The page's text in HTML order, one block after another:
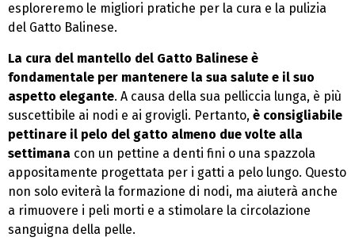
esploreremo le migliori pratiche per la cura e la pulizia
del Gatto Balinese.
La cura del mantello del Gatto Balinese è
fondamentale per mantenere la sua salute e il suo
aspetto elegante. A causa della sua pelliccia lunga, è più
suscettibile ai nodi e ai grovigli. Pertanto, è consigliabile
pettinare il pelo del gatto almeno due volte alla
settimana con un pettine a denti fini o una spazzola
appositamente progettata per i gatti a pelo lungo. Questo
non solo eviterà la formazione di nodi, ma aiuterà anche
a rimuovere i peli morti e a stimolare la circolazione
sanguigna della pelle.